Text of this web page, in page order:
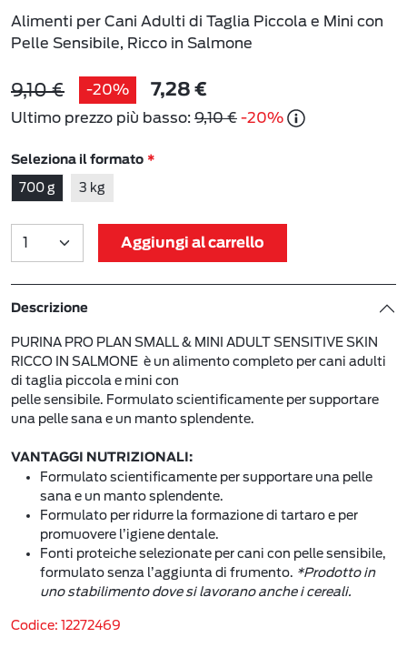
Alimenti per Cani Adulti di Taglia Piccola e Mini con
Pelle Sensibile, Ricco in Salmone
9,10 € -20% 7,28 €
Ultimo prezzo più basso: 9,10 € -20%
Seleziona il formato
700 g 3 kg
Aggiungi al carrello
Descrizione
PURINA PRO PLAN SMALL & MINI ADULT SENSITIVE SKIN
RICCO IN SALMONE è un alimento completo per cani adulti
di taglia piccola e mini con
pelle sensibile. Formulato scientificamente per supportare
una pelle sana e un manto splendente.
VANTAGGI NUTRIZIONALI:
Formulato scientificamente per supportare una pelle
sana e un manto splendente.
Formulato per ridurre la formazione di tartaro e per
promuovere l’igiene dentale.
Fonti proteiche selezionate per cani con pelle sensibile,
formulato senza l’aggiunta di frumento. *Prodotto in
uno stabilimento dove si lavorano anche i cereali.
Codice: 12272469